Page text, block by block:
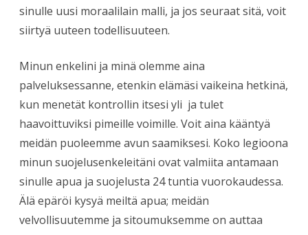
sinulle uusi moraalilain malli, ja jos seuraat sitä, voit
siirtyä uuteen todellisuuteen.
Minun enkelini ja minä olemme aina
palveluksessanne, etenkin elämäsi vaikeina hetkinä,
kun menetät kontrollin itsesi yli ja tulet
haavoittuviksi pimeille voimille. Voit aina kääntyä
meidän puoleemme avun saamiksesi. Koko legioona
minun suojelusenkeleitäni ovat valmiita antamaan
sinulle apua ja suojelusta 24 tuntia vuorokaudessa.
Älä epäröi kysyä meiltä apua; meidän
velvollisuutemme ja sitoumuksemme on auttaa